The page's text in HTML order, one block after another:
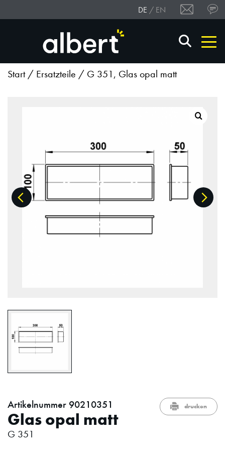
DE EN
Start/ Ersatzteile / G 351, Glas opal matt
drucken
Artikelnummer 90210351
Glas opal matt
G 351